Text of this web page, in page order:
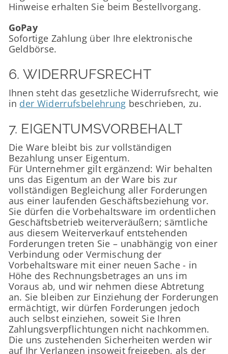
Hinweise erhalten Sie beim Bestellvorgang.
GoPay
Sofortige Zahlung über Ihre elektronische
Geldbörse.
6. WIDERRUFSRECHT
Ihnen steht das gesetzliche Widerrufsrecht, wie
in der Widerrufsbelehrung beschrieben, zu.
7. EIGENTUMSVORBEHALT​​​​​​​
Die Ware bleibt bis zur vollständigen
Bezahlung unser Eigentum.
Für Unternehmer gilt ergänzend: Wir behalten
uns das Eigentum an der Ware bis zur
vollständigen Begleichung aller Forderungen
aus einer laufenden Geschäftsbeziehung vor.
Sie dürfen die Vorbehaltsware im ordentlichen
Geschäftsbetrieb weiterveräußern; sämtliche
aus diesem Weiterverkauf entstehenden
Forderungen treten Sie – unabhängig von einer
Verbindung oder Vermischung der
Vorbehaltsware mit einer neuen Sache - in
Höhe des Rechnungsbetrages an uns im
Voraus ab, und wir nehmen diese Abtretung
an. Sie bleiben zur Einziehung der Forderungen
ermächtigt, wir dürfen Forderungen jedoch
auch selbst einziehen, soweit Sie Ihren
Zahlungsverpflichtungen nicht nachkommen.
Die uns zustehenden Sicherheiten werden wir
auf Ihr Verlangen insoweit freigeben, als der